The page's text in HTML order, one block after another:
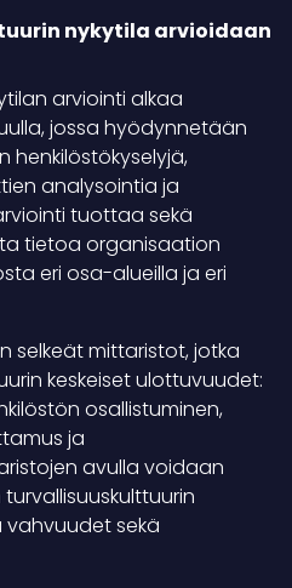
nykytila arvioidaan
arviointi alkaa
jossa hyödynnetään
henkilöstökyselyjä,
analysointia ja
tuottaa sekä
tietoa organisaation
eri osa-alueilla ja eri
selkeät mittaristot, jotka
keskeiset ulottuvuudet:
osallistuminen,
ja
avulla voidaan
sekä